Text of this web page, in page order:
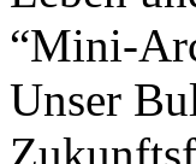
“Mini-
Unser